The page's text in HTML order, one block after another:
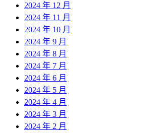
2024 年 12 月
2024 年 11 月
2024 年 10 月
2024 年 9 月
2024 年 8 月
2024 年 7 月
2024 年 6 月
2024 年 5 月
2024 年 4 月
2024 年 3 月
2024 年 2 月